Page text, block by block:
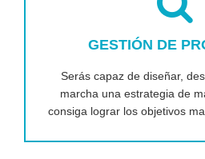
GESTIÓN DE
Serás capaz de diseñar,
marcha una estrategia de
consiga lograr los objetivos